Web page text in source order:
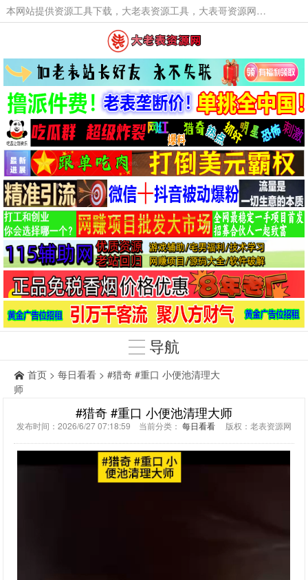
本网站提供资源工具下载，大老表资源工具，大表哥资源网软件工具，大老表资源下载，活动线报福利资源分享,活动线报，大型网游经典游戏，网络热门技术游戏辅助交流与分享。
导航
首页 > 每日看看 > #猎奇 #重口 小便池清理大
师
#猎奇 #重口 小便池清理大师
发布时间：2026/6/27 07:18:59 当前分类： 每日看看 版权：老表资源网